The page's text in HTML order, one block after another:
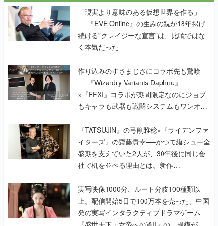
「現実より意味のある仮想世界を作る」
──『EVE Online』の生みの親が18年掲げ
続ける”クレイジーな宣言”は、比喩ではな
く本気だった
作り込みのすさまじさにコラボ先も驚嘆
──『Wizardry Variants Daphne』
×『FFXI』コラボが期間限定なのにジョブ
もキャラも武器も戦闘システムもワンオフ
で作り込まれた理由を両ディレクターに聞
く
『TATSUJIN』の弓削雅稔×『ライデンファ
イターズ』の齋藤貴幸──かつて縦シュー全
盛期を支えていた2人が、30年後に同じ会
社で机を並べる理由とは。新作
『TATSUJIN EXTREME』で初タッグを組
んだレジェンド2人に訊く開発秘話
実写映像1000分、ルート分岐100種類以
上。配信開始5日で100万本を売った、中国
発の実写インタラクティブドラマゲーム
『盛世天下：女帝への道II』の、規模が違